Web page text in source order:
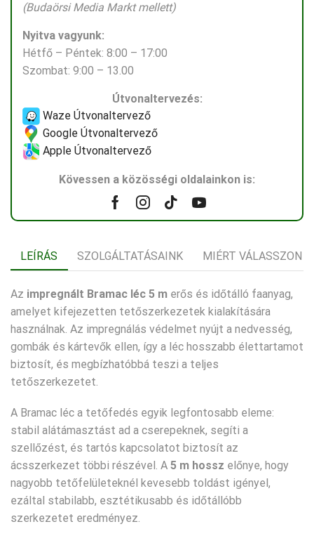
(Budaörsi Media Markt mellett)
Nyitva vagyunk:
Hétfő – Péntek: 8:00 – 17:00
Szombat: 9:00 – 13.00
Útvonaltervezés:
Waze Útvonaltervező
Google Útvonaltervező
Apple Útvonaltervező
Kövessen a közösségi oldalainkon is:
Facebook
Instagram
Tik- Youtube
LEÍRÁS SZOLGÁLTATÁSAINK MIÉRT VÁLASSZON
Az impregnált Bramac léc 5 m erős és időtálló faanyag,
amelyet kifejezetten tetőszerkezetek kialakítására
használnak. Az impregnálás védelmet nyújt a nedvesség,
gombák és kártevők ellen, így a léc hosszabb élettartamot
biztosít, és megbízhatóbbá teszi a teljes
tetőszerkezetet.
A Bramac léc a tetőfedés egyik legfontosabb eleme:
stabil alátámasztást ad a cserepeknek, segíti a
szellőzést, és tartós kapcsolatot biztosít az
ácsszerkezet többi részével. A 5 m hossz előnye, hogy
nagyobb tetőfelületeknél kevesebb toldást igényel,
ezáltal stabilabb, esztétikusabb és időtállóbb
szerkezetet eredményez.